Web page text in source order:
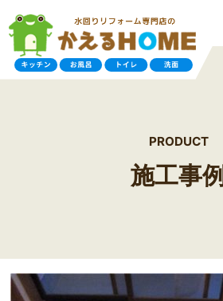
PRODUCT
施工事例